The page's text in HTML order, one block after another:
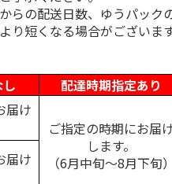
らの配送日数、ゆうパック
り短くなる場合がございま
配達時期指定あり
届け
ご指定の時期にお届
します。
（6月中旬～8月下旬）
届け